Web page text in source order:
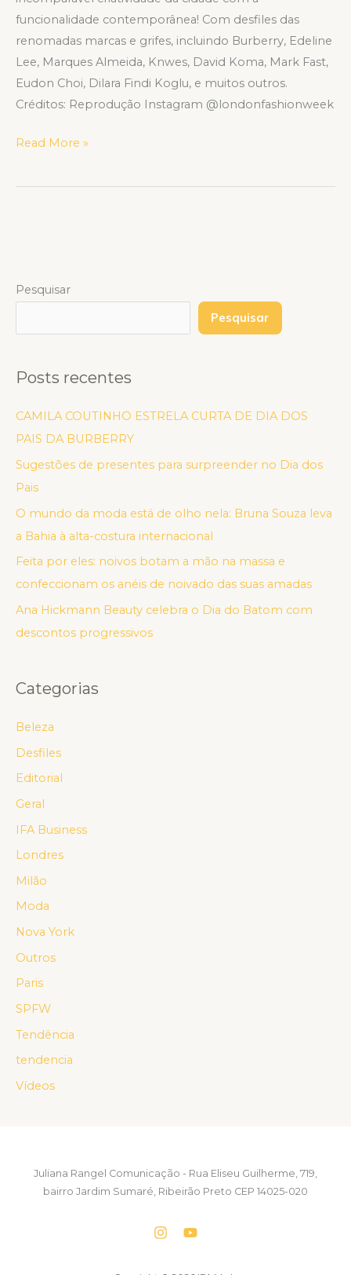
funcionalidade contemporânea! Com desfiles das
renomadas marcas e grifes, incluindo Burberry, Edeline
Lee, Marques Almeida, Knwes, David Koma, Mark Fast,
Eudon Choi, Dilara Findi Koglu, e muitos outros.
Créditos: Reprodução Instagram @londonfashionweek
Read More »
Pesquisar
Pesquisar
Posts recentes
CAMILA COUTINHO ESTRELA CURTA DE DIA DOS
PAIS DA BURBERRY
Sugestões de presentes para surpreender no Dia dos
Pais
O mundo da moda está de olho nela: Bruna Souza leva
a Bahia à alta-costura internacional
Feita por eles: noivos botam a mão na massa e
confeccionam os anéis de noivado das suas amadas
Ana Hickmann Beauty celebra o Dia do Batom com
descontos progressivos
Categorias
Beleza
Desfiles
Editorial
Geral
IFA Business
Londres
Milão
Moda
Nova York
Outros
Paris
SPFW
Tendência
tendencia
Vídeos
Juliana Rangel Comunicação - Rua Eliseu Guilherme, 719,
bairro Jardim Sumaré, Ribeirão Preto CEP 14025-020